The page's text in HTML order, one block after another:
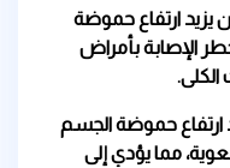
يزيد ارتفاع حموضة
الإصابة بأمراض
ارتفاع حموضة الجسم
مما يؤدي إلى